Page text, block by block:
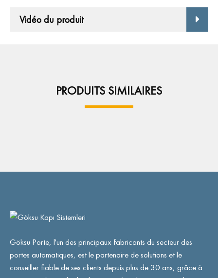
Vidéo du produit
PRODUITS SIMILAIRES
Göksu Porte, l'un des principaux fabricants du secteur des
portes automatiques, est le partenaire de solutions et le
conseiller fiable de ses clients depuis plus de 30 ans, grâce à